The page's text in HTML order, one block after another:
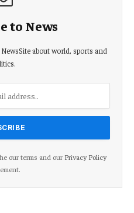
to News
about world, sports and
our terms and our Privacy Policy